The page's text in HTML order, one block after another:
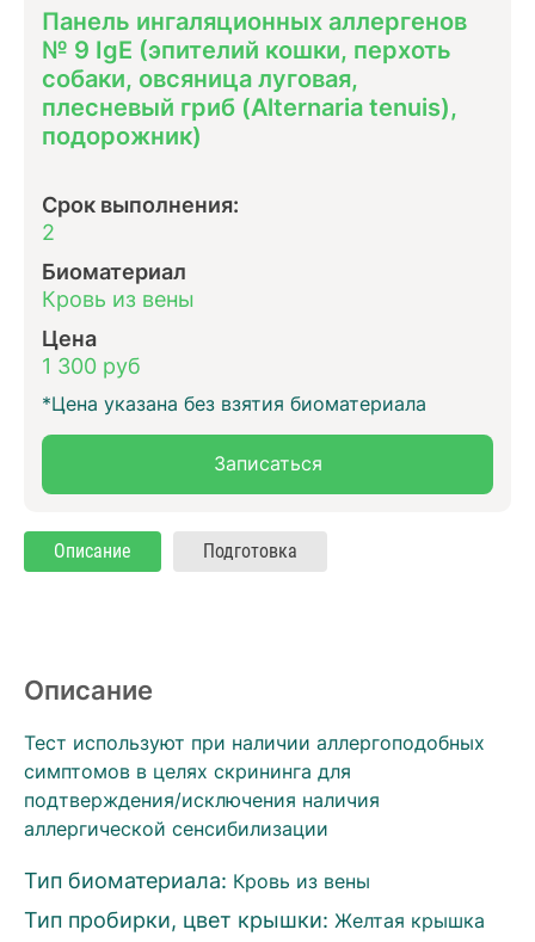
Панель ингаляционных аллергенов
№ 9 IgE (эпителий кошки, перхоть
собаки, овсяница луговая,
плесневый гриб (Alternaria tenuis),
подорожник)
Срок выполнения:
2
Биоматериал
Кровь из вены
Цена
1 300 руб
*Цена указана без взятия биоматериала
Записаться
Описание Подготовка
Описание
Тест используют при наличии аллергоподобных
симптомов в целях скрининга для
подтверждения/исключения наличия
аллергической сенсибилизации
Тип биоматериала: Кровь из вены
Тип пробирки, цвет крышки: Желтая крышка